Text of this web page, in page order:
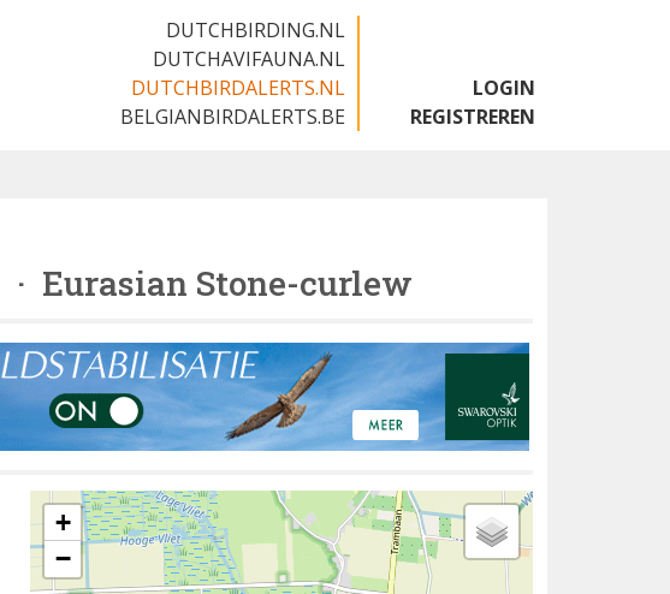
DUTCHBIRDING.NL
DUTCHAVIFAUNA.NL
DUTCHBIRDALERTS.NL
BELGIANBIRDALERTS.BE
LOGIN
REGISTREREN
· Eurasian Stone-curlew
+
−